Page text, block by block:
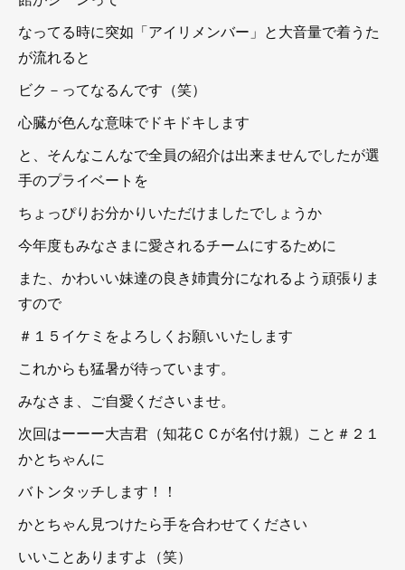
なってる時に突如「アイリメンバー」と大音量で着うた
が流れると
ビク－ってなるんです（笑）
心臓が色んな意味でドキドキします
と、そんなこんなで全員の紹介は出来ませんでしたが選
手のプライベートを
ちょっぴりお分かりいただけましたでしょうか
今年度もみなさまに愛されるチームにするために
また、かわいい妹達の良き姉貴分になれるよう頑張りま
すので
＃１５イケミをよろしくお願いいたします
これからも猛暑が待っています。
みなさま、ご自愛くださいませ。
次回はーーー大吉君（知花ＣＣが名付け親）こと＃２１
かとちゃんに
バトンタッチします！！
かとちゃん見つけたら手を合わせてください
いいことありますよ（笑）